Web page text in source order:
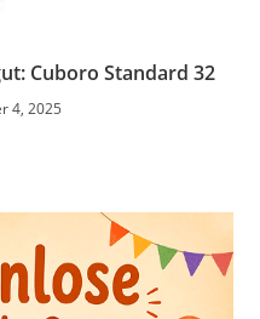
Cuboro Standard 32
4, 2025